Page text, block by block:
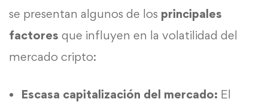
se presentan algunos de los principales
factores que influyen en la volatilidad del
mercado cripto:
Escasa capitalización del mercado: El